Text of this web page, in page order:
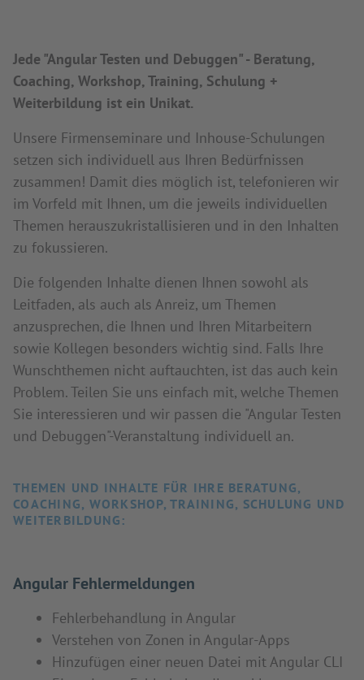
Jede "Angular Testen und Debuggen" - Beratung,
Coaching, Workshop, Training, Schulung +
Weiterbildung ist ein Unikat.
Unsere Firmenseminare und Inhouse-Schulungen
setzen sich individuell aus Ihren Bedürfnissen
zusammen! Damit dies möglich ist, telefonieren wir
im Vorfeld mit Ihnen, um die jeweils individuellen
Themen herauszukristallisieren und in den Inhalten
zu fokussieren.
Die folgenden Inhalte dienen Ihnen sowohl als
Leitfaden, als auch als Anreiz, um Themen
anzusprechen, die Ihnen und Ihren Mitarbeitern
sowie Kollegen besonders wichtig sind. Falls Ihre
Wunschthemen nicht auftauchten, ist das auch kein
Problem. Teilen Sie uns einfach mit, welche Themen
Sie interessieren und wir passen die "Angular Testen
und Debuggen"-Veranstaltung individuell an.
THEMEN UND INHALTE FÜR IHRE BERATUNG,
COACHING, WORKSHOP, TRAINING, SCHULUNG UND
WEITERBILDUNG:
Angular Fehlermeldungen
Fehlerbehandlung in Angular
Verstehen von Zonen in Angular-Apps
Hinzufügen einer neuen Datei mit Angular CLI